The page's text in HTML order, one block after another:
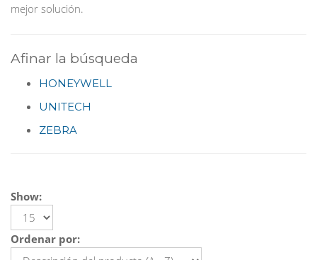
mejor solución.
Afinar la búsqueda
HONEYWELL
UNITECH
ZEBRA
Show:
Ordenar por: